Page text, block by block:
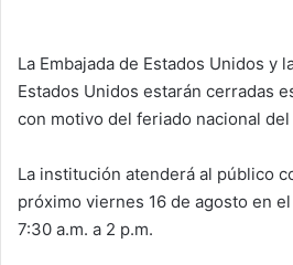
La Embajada de Estados Unidos y
Estados Unidos estarán cerradas
con motivo del feriado nacional del
La institución atenderá al público
próximo viernes 16 de agosto en
7:30 a.m. a 2 p.m.